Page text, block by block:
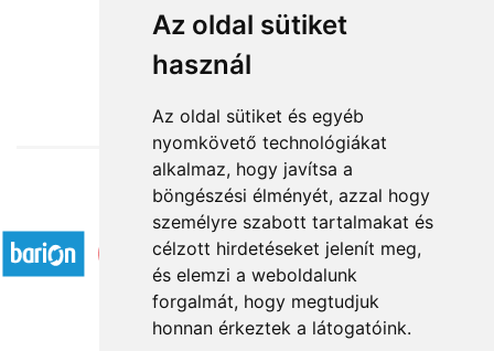
Az oldal sütiket
használ
Az oldal sütiket és egyéb
nyomkövető technológiákat
alkalmaz, hogy javítsa a
böngészési élményét, azzal hogy
személyre szabott tartalmakat és
célzott hirdetéseket jelenít meg,
és elemzi a weboldalunk
forgalmát, hogy megtudjuk
honnan érkeztek a látogatóink.
from HUF23,920
Accepted payment methods